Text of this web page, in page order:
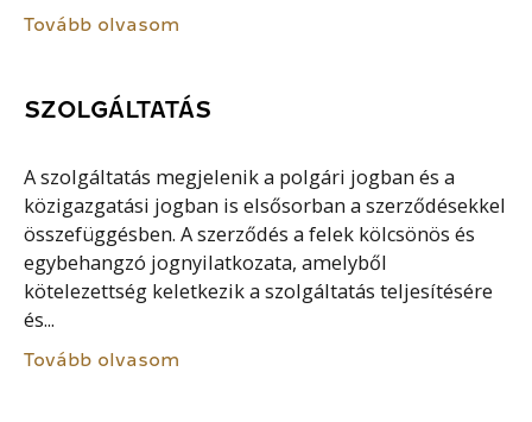
Tovább olvasom
SZOLGÁLTATÁS
A szolgáltatás megjelenik a polgári jogban és a
közigazgatási jogban is elsősorban a szerződésekkel
összefüggésben. A szerződés a felek kölcsönös és
egybehangzó jognyilatkozata, amelyből
kötelezettség keletkezik a szolgáltatás teljesítésére
és...
Tovább olvasom